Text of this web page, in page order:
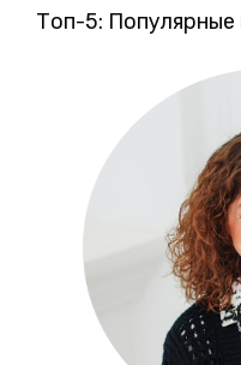
Топ-5: Популярные